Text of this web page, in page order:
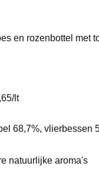
en rozenbottel met
lt
68,7%, vlierbessen
natuurlijke aroma's